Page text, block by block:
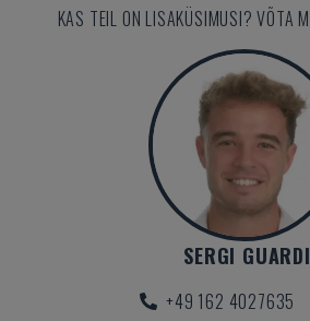
KAS TEIL ON LISAKÜSIMUSI? VÕTA
SERGI
+49 162 4027635